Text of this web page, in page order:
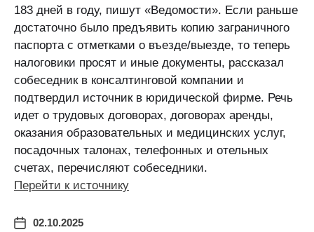
183 дней в году, пишут «Ведомости». Если раньше
достаточно было предъявить копию заграничного
паспорта с отметками о въезде/выезде, то теперь
налоговики просят и иные документы, рассказал
собеседник в консалтинговой компании и
подтвердил источник в юридической фирме. Речь
идет о трудовых договорах, договорах аренды,
оказания образовательных и медицинских услуг,
посадочных талонах, телефонных и отельных
счетах, перечисляют собеседники.
Перейти к источнику
02.10.2025